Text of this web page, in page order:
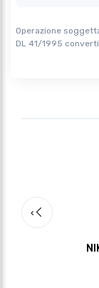
Operazione
DL 41/1995
‹